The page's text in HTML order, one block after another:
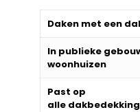
Daken met een
In publieke
woonhuizen
Past op
alle